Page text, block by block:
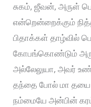
சுகம், ஜீவன், அருள்
என்றென்றைக்கும்
பிதாக்கள் தாழ்வில்
கோபங்கொண்டும்
அல்லேலுயா, அவர்
தந்தை போல் மா
நம்மையே அன்பின்